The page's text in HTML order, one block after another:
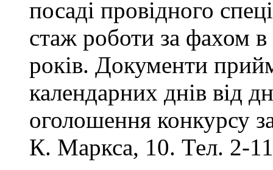
посаді провідного
стаж роботи за фахом
років. Документи
календарних днів від
оголошення конкурсу
К. Маркса, 10. Тел. 2-